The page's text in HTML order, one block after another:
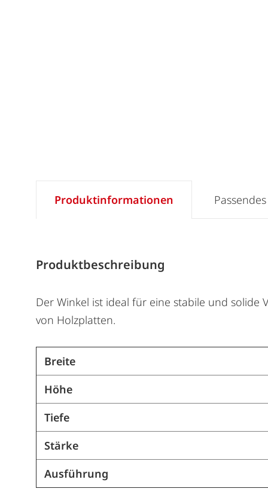
Produktinformationen
Produktbeschreibung
Der Winkel ist ideal für eine stabile und solide
von Holzplatten.
Breite
Höhe
Tiefe
Stärke
Ausführung